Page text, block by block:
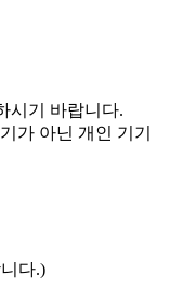
시기 바랍니다.
가 아닌 개인 기기
다.)